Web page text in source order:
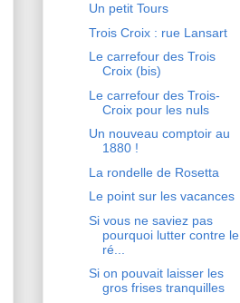
Un petit Tours
Trois Croix : rue Lansart
Le carrefour des Trois
Croix (bis)
Le carrefour des Trois-
Croix pour les nuls
Un nouveau comptoir au
1880 !
La rondelle de Rosetta
Le point sur les vacances
Si vous ne saviez pas
pourquoi lutter contre le
ré...
Si on pouvait laisser les
gros frises tranquilles